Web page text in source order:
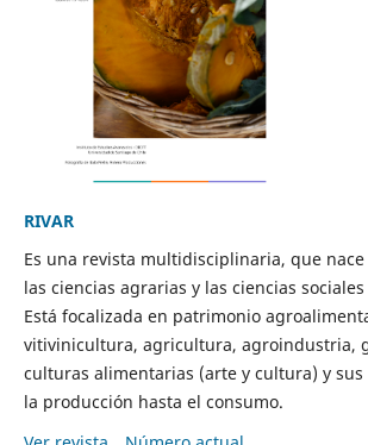
RIVAR
Es una revista multidisciplinaria, que
las ciencias agrarias y las ciencias
Está focalizada en patrimonio
vitivinicultura, agricultura, agroindustria,
culturas alimentarias (arte y cultura) y sus
la producción hasta el consumo.